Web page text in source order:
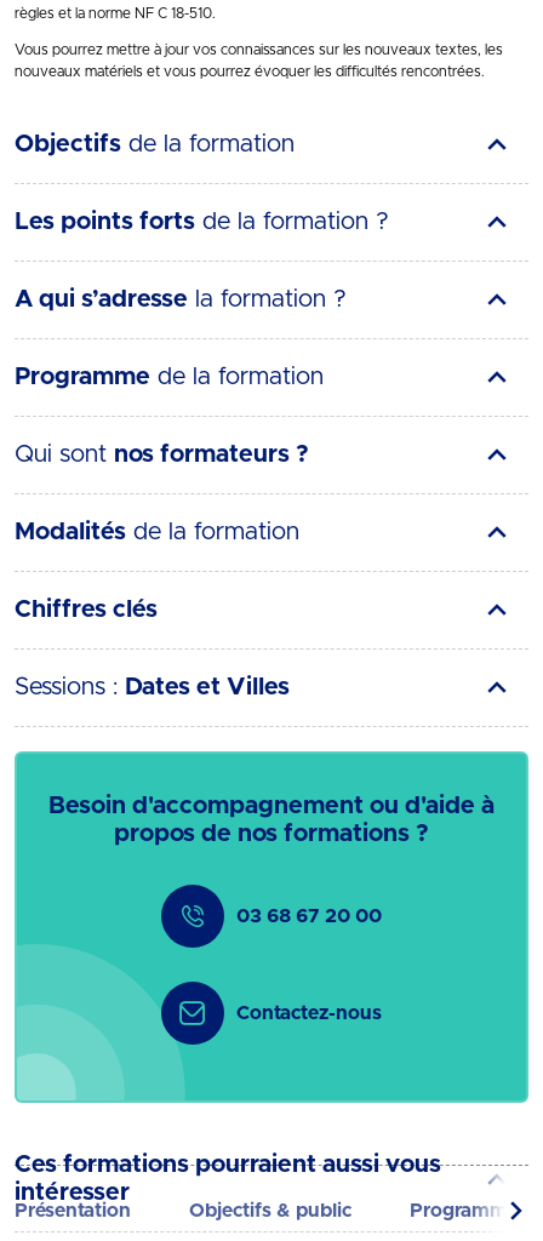
Présentation Objectifs & public Programme
règles et la norme NF C 18-510.
Vous pourrez mettre à jour vos connaissances sur les nouveaux textes, les
nouveaux matériels et vous pourrez évoquer les difficultés rencontrées.
Objectifs de la formation
Les points forts de la formation ?
A qui s’adresse la formation ?
Programme de la formation
Qui sont nos formateurs ?
Modalités de la formation
Chiffres clés
Sessions : Dates et Villes
Besoin d'accompagnement ou d'aide à
propos de nos formations ?
03 68 67 20 00
Contactez-nous
Ces formations pourraient aussi vous
intéresser